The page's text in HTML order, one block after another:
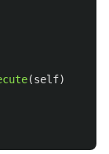
(self)